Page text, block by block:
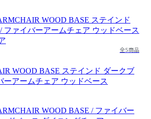
全5商品
WOOD BASE ステインド ダークブ
ーアームチェア ウッドベース